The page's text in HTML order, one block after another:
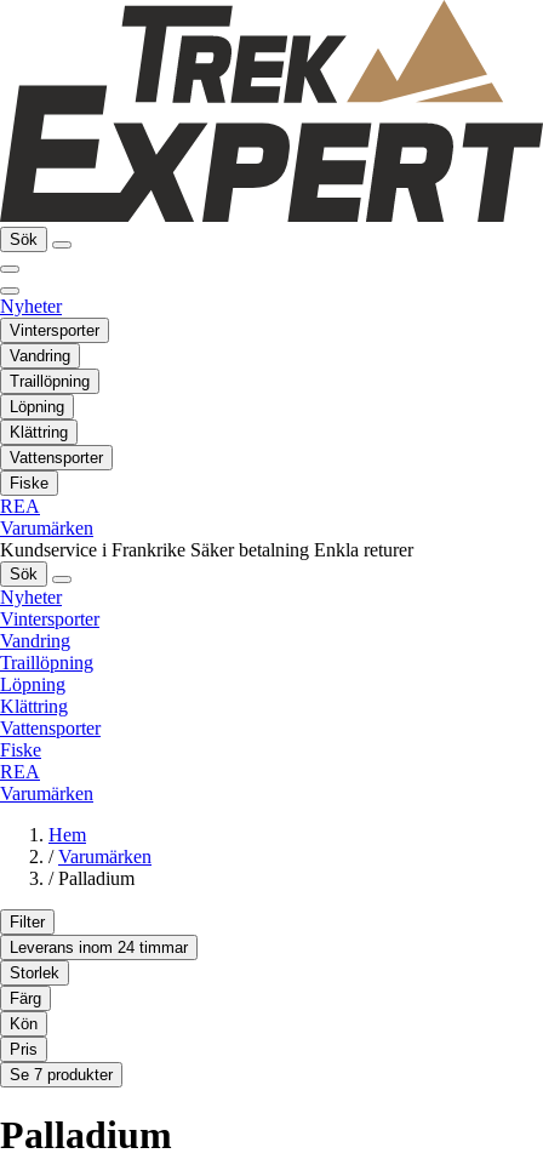
Sök
Nyheter
Vintersporter
Vandring
Traillöpning
Löpning
Klättring
Vattensporter
Fiske
REA
Varumärken
Kundservice i Frankrike Säker betalning Enkla returer
Sök
Nyheter
Vintersporter
Vandring
Traillöpning
Löpning
Klättring
Vattensporter
Fiske
REA
Varumärken
Hem
/ Varumärken
/ Palladium
Filter
Leverans inom 24 timmar
Storlek
Färg
Kön
Pris
Se 7 produkter
Palladium